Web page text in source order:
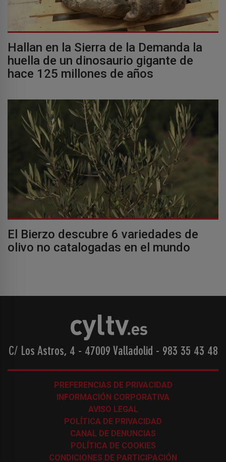
Hallan en la Sierra de la Demanda la
huella de un dinosaurio gigante de
hace 125 millones de años
El Bierzo descubre 6 variedades de
olivo no catalogadas en el mundo
C/ Los Astros, 4 - 47009 Valladolid - 983 35 43 48
PREFERENCIAS DE PRIVACIDAD
INFORMACIÓN CORPORATIVA
AVISO LEGAL
POLÍTICA DE PRIVACIDAD
CANAL DE DENUNCIAS
POLÍTICA DE COOKIES
CONDICIONES DE PARTICIPACIÓN